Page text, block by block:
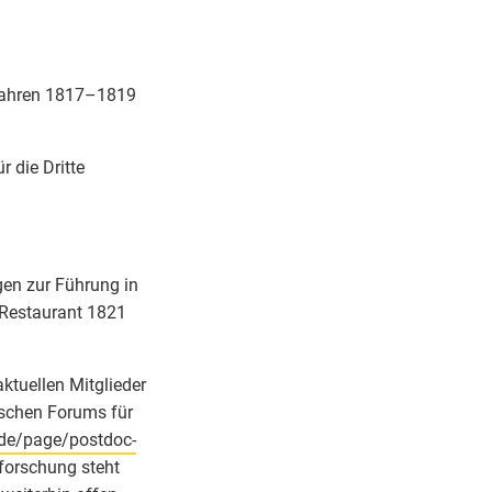
1817–1819
die Dritte
zur Führung in
1821
Mitglieder
Forums für
page/postdoc-
steht